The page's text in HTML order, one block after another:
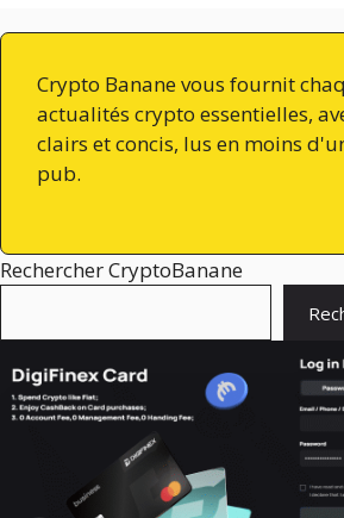
Crypto Banane vous fournit
actualités crypto essentielles,
clairs et concis, lus en moins
pub.
Rechercher CryptoBanane